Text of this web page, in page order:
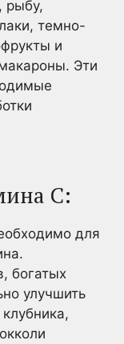
рыбу,
темно-
и
Эти
С:
для
богатых
улучшить